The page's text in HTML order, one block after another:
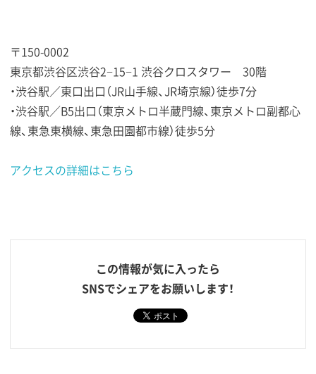
〒150-0002
東京都渋谷区渋谷2−15−1 渋谷クロスタワー 30階
・渋谷駅／東口出口（JR山手線、JR埼京線）徒歩7分
・渋谷駅／B5出口（東京メトロ半蔵門線、東京メトロ副都心
線、東急東横線、東急田園都市線）徒歩5分
アクセスの詳細はこちら
この情報が気に入ったら
SNSでシェアをお願いします！